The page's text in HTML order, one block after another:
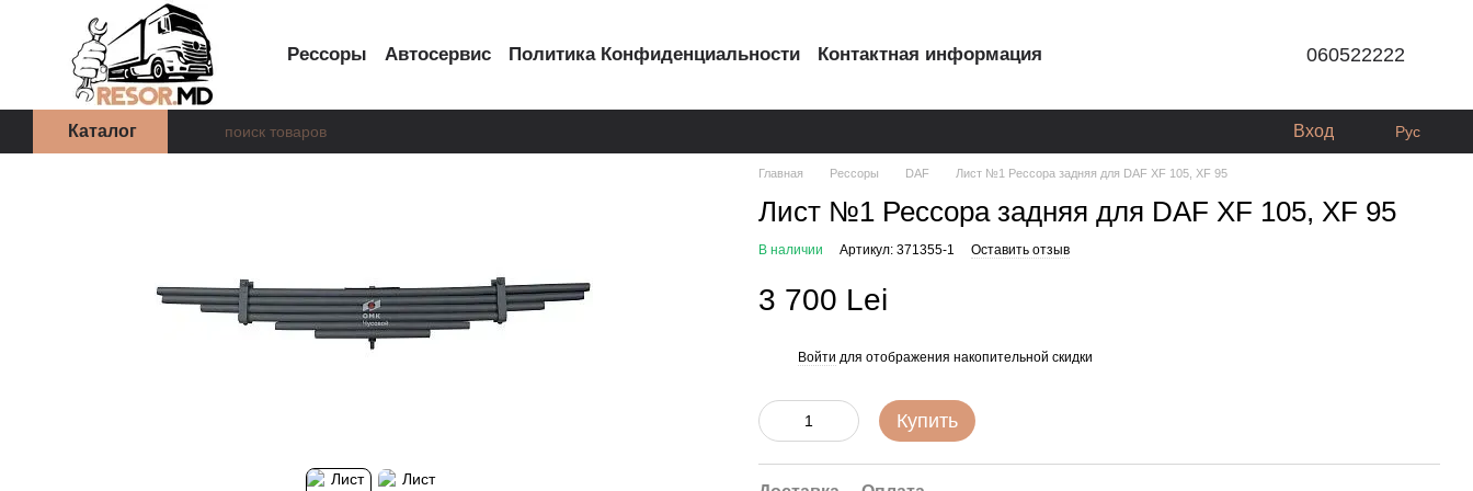
Перейти к основному контенту
Рессоры Автосервис Политика Конфиденциальности Контактная информация 060522222
Каталог Вход Рус
Главная Рессоры DAF Лист №1 Рессора задняя для DAF XF 105, XF 95
Лист №1 Рессора задняя для DAF XF 105, XF 95
В наличии Артикул: 371355-1 Оставить отзыв
3 700 Lei
Войти для отображения накопительной скидки
Купить